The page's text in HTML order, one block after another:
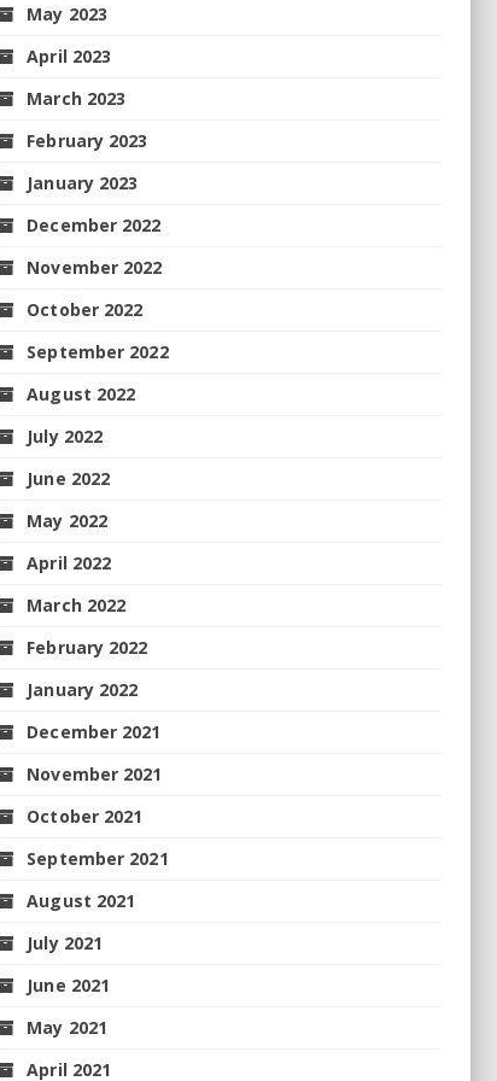
May 2023
April 2023
March 2023
February 2023
January 2023
December 2022
November 2022
October 2022
September 2022
August 2022
July 2022
June 2022
May 2022
April 2022
March 2022
February 2022
January 2022
December 2021
November 2021
October 2021
September 2021
August 2021
July 2021
June 2021
May 2021
April 2021